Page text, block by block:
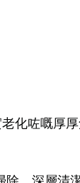
化咗嘅厚